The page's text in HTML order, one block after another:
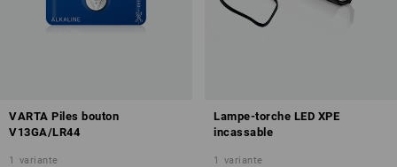
VARTA Piles bouton
V13GA/LR44
1 variante
Lampe-torche LED XPE
incassable
1 variante